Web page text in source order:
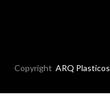
Copyright ARQ Plasticos